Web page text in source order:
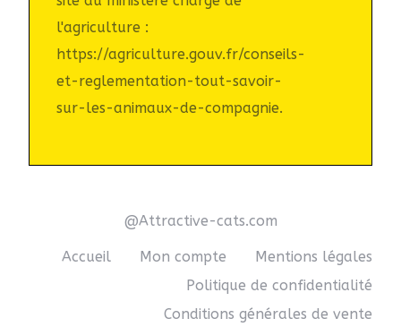
l'agriculture :
https://agriculture.gouv.fr/conseils-
et-reglementation-tout-savoir-
sur-les-animaux-de-compagnie.
@Attractive-cats.com
Accueil Mon compte
Mentions légales
Politique de confidentialité
Conditions générales de vente